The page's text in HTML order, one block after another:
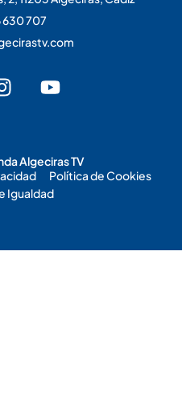
630 707
Algeciras TV
Política de Cookies
Igualdad